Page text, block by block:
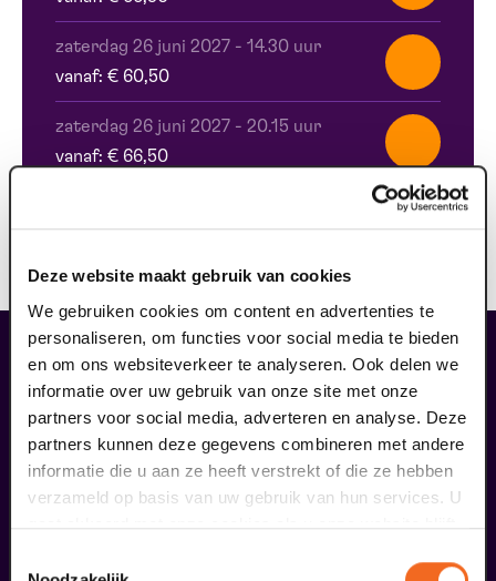
Deze website maakt gebruik van cookies
We gebruiken cookies om content en advertenties te
personaliseren, om functies voor social media te bieden
en om ons websiteverkeer te analyseren. Ook delen we
informatie over uw gebruik van onze site met onze
partners voor social media, adverteren en analyse. Deze
partners kunnen deze gegevens combineren met andere
informatie die u aan ze heeft verstrekt of die ze hebben
verzameld op basis van uw gebruik van hun services. U
gaat akkoord met onze cookies als u onze website blijft
zaterdag 26 juni 2027 - 14.30 uur
vanaf: € 60,50
zaterdag 26 juni 2027 - 20.15 uur
vanaf: € 66,50
maak jouw bezoek compleet